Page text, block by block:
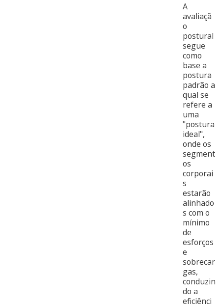
A
avaliaçã
o
postural
segue
como
base a
postura
padrão a
qual se
refere a
uma
"postura
ideal",
onde os
segment
os
corporai
s
estarão
alinhado
s com o
mínimo
de
esforços
e
sobrecar
gas,
conduzin
do a
eficiênci